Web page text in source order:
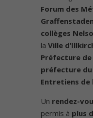
Forum des
Graffenstaden
collèges
la Ville
Préfecture de
préfecture du
Entretiens de
Un rendez-
permis à plus